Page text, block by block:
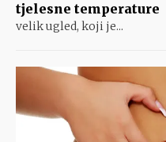
tjelesne temperature
velik ugled, koji je...